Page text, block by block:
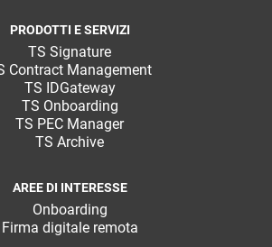
PRODOTTI E SERVIZI
TS Signature
Contract Management
TS IDGateway
TS Onboarding
TS PEC Manager
TS Archive
AREE DI INTERESSE
Onboarding
Firma digitale remota